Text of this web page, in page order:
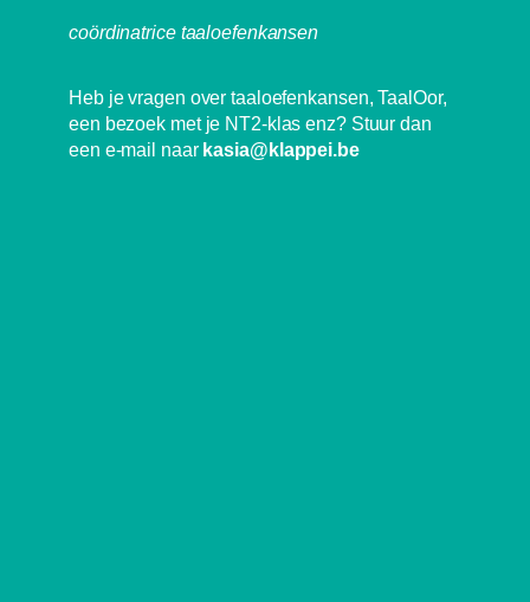
coördinatrice taaloefenkansen
Heb je vragen over taaloefenkansen, TaalOor,
een bezoek met je NT2-klas enz? Stuur dan
een e-mail naar kasia@klappei.be